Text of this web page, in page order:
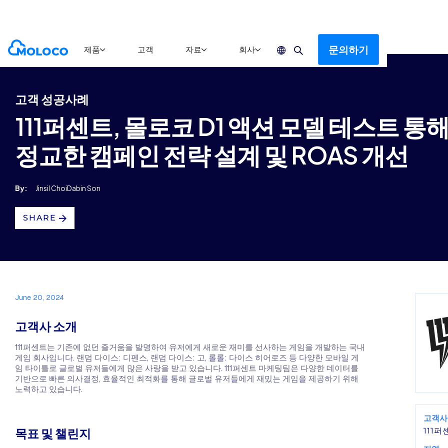
제품 고객 자료 회사 문의하기
Customers
고객 성공사례
111퍼센트, 몰로코 D1 액션 모델 테스트 통
정교한 캠페인 전략 설계 및 ROAS 개선
By: Jinsil ChoiDabin Son
SHARE
June 20, 2024
고객사 소개
111퍼센트는 기존에 없던 즐거움을 발명하여 유저에게 새로운 재미를 선사하는 게임을 개발하는 국내
게임 회사입니다. 랜덤 다이스: 디펜스, 랜덤 다이스: 고, 롤롤: 다이스 히어로즈 등 다양한 모바일 게
임 타이틀로 글로벌 유저들에게 많은 사랑을 받고 있습니다. 111퍼센트 마케팅팀은 다양한 데이터를
기반으로 빠른 의사결정, 효율적인 최적화를 통해 글로벌 유저들에게 재밌는 게임을 제공하기 위해
노력하고 있습니다.
목표 및 챌린지
고객사
111퍼